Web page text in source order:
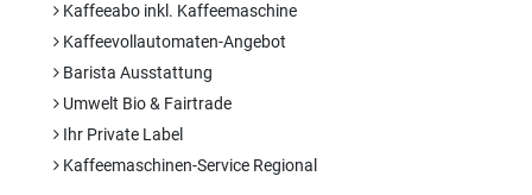
Kaffeeabo inkl. Kaffeemaschine
Kaffeevollautomaten-Angebot
Barista Ausstattung
Umwelt Bio & Fairtrade
Ihr Private Label
Kaffeemaschinen-Service Regional